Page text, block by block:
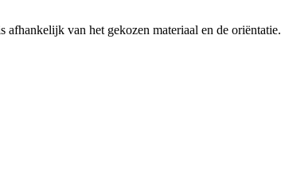
afhankelijk van het gekozen materiaal en de oriëntatie.